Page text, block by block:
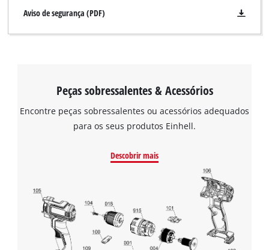
Aviso de segurança (PDF)
Peças sobressalentes & Acessórios
Encontre peças sobressalentes ou acessórios adequados
para os seus produtos Einhell.
Descobrir mais